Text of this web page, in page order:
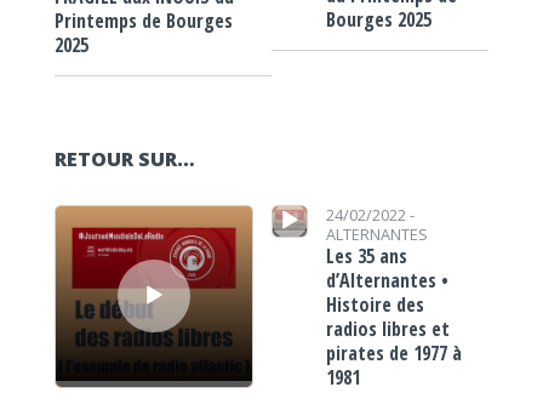
Printemps de Bourges
2025
Bourges 2025
RETOUR SUR…
Lecteur audio
Lecteur audio
24/02/2022 -
ALTERNANTES
Les 35 ans
d’Alternantes •
Histoire des
radios libres et
pirates de 1977 à
1981